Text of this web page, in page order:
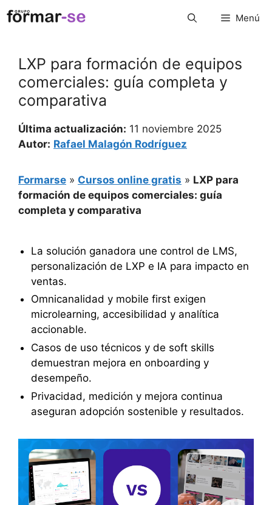
Saltar
al
Menú
LXP para formación de equipos
comerciales: guía completa y
comparativa
Última actualización: 11 noviembre 2025
Autor: Rafael Malagón Rodríguez
Formarse » Cursos online gratis » LXP para
formación de equipos comerciales: guía
completa y comparativa
La solución ganadora une control de LMS,
personalización de LXP e IA para impacto en
ventas.
Omnicanalidad y mobile first exigen
microlearning, accesibilidad y analítica
accionable.
Casos de uso técnicos y de soft skills
demuestran mejora en onboarding y
desempeño.
Privacidad, medición y mejora continua
aseguran adopción sostenible y resultados.